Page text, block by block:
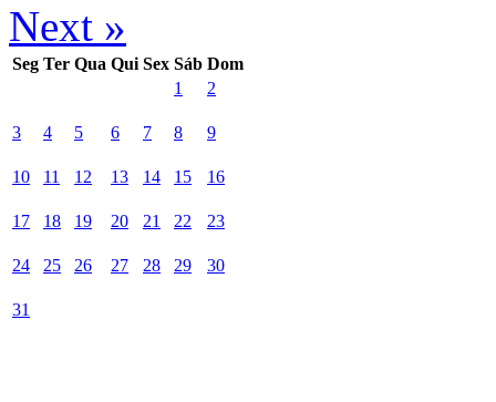
Next »
Seg Ter Qua Qui Sex Sáb Dom
1
2
3 4 5 6 7 8 9
10 11 12 13 14 15 16
17 18 19 20 21 22 23
24 25 26 27 28 29 30
31